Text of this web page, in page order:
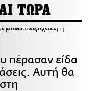
ΤΩΡΑ
πέρασαν είδα
Αυτή θα